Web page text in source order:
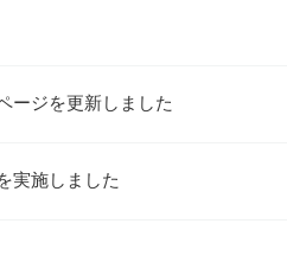
ージを更新しました
実施しました